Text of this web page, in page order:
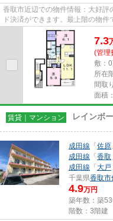
香取市近辺での物件情報：大好
ド決済ができます。最上階の物
キレイです。実際に物件をご覧...
7.3
(管理
敷：
所在
間取
面積
賃貸｜マンション レインボ
成田線 「 佐原
成田線 「 香取
成田線 「 大戸
千葉県香取市
4.9万円
築年数：築53
階数：3階建